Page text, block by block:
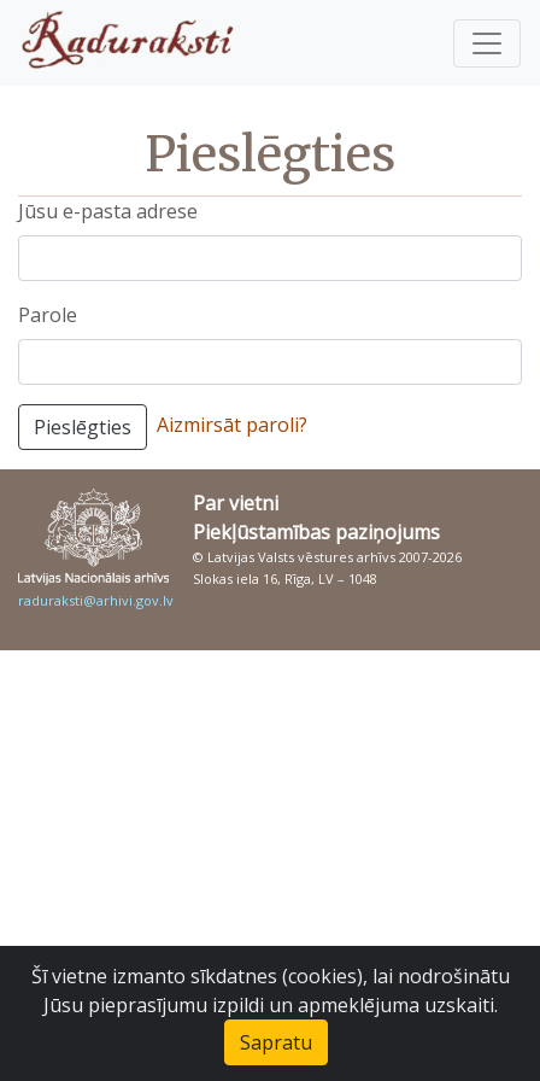
Pieslēgties
Jūsu e-pasta adrese
Parole
Pieslēgties Aizmirsāt paroli?
Par vietni
Piekļūstamības paziņojums
© Latvijas Valsts vēstures arhīvs 2007-2026
Slokas iela 16, Rīga, LV – 1048
raduraksti@arhivi.gov.lv
Šī vietne izmanto sīkdatnes (cookies), lai nodrošinātu
Jūsu pieprasījumu izpildi un apmeklējuma uzskaiti.
Sapratu